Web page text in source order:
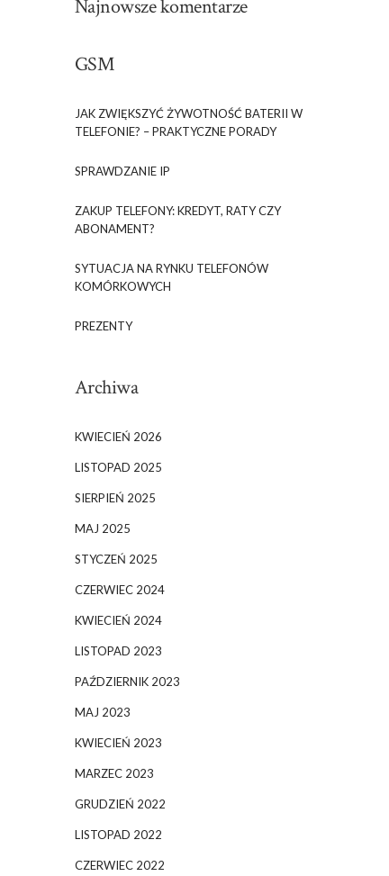
Najnowsze komentarze
GSM
JAK ZWIĘKSZYĆ ŻYWOTNOŚĆ BATERII W
TELEFONIE? – PRAKTYCZNE PORADY
SPRAWDZANIE IP
ZAKUP TELEFONY: KREDYT, RATY CZY
ABONAMENT?
SYTUACJA NA RYNKU TELEFONÓW
KOMÓRKOWYCH
PREZENTY
Archiwa
KWIECIEŃ 2026
LISTOPAD 2025
SIERPIEŃ 2025
MAJ 2025
STYCZEŃ 2025
CZERWIEC 2024
KWIECIEŃ 2024
LISTOPAD 2023
PAŹDZIERNIK 2023
MAJ 2023
KWIECIEŃ 2023
MARZEC 2023
GRUDZIEŃ 2022
LISTOPAD 2022
CZERWIEC 2022